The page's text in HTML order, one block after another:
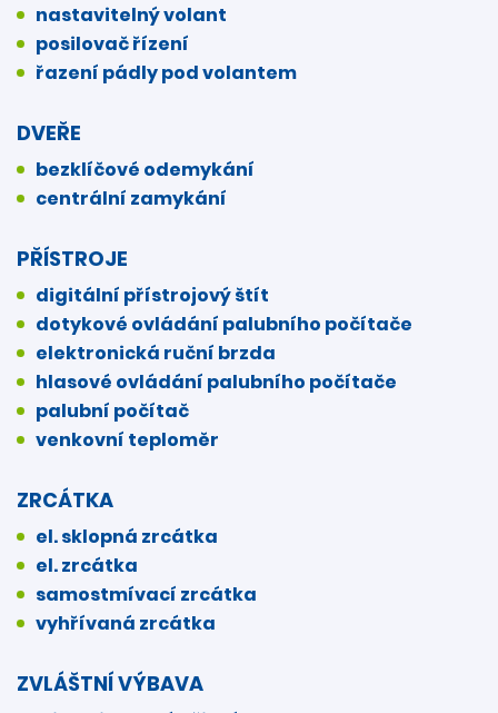
nastavitelný volant
posilovač řízení
řazení pádly pod volantem
DVEŘE
bezklíčové odemykání
centrální zamykání
PŘÍSTROJE
digitální přístrojový štít
dotykové ovládání palubního počítače
elektronická ruční brzda
hlasové ovládání palubního počítače
palubní počítač
venkovní teploměr
ZRCÁTKA
el. sklopná zrcátka
el. zrcátka
samostmívací zrcátka
vyhřívaná zrcátka
ZVLÁŠTNÍ VÝBAVA